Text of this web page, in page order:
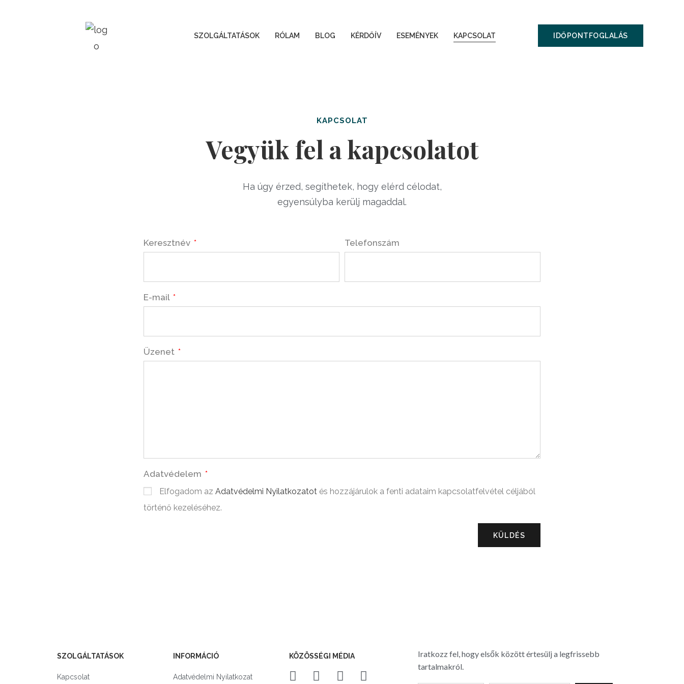
SZOLGÁLTATÁSOK RÓLAM BLOG KÉRDŐÍV ESEMÉNYEK KAPCSOLAT IDŐPONTFOGLALÁS
KAPCSOLAT
Vegyük fel a kapcsolatot
Ha úgy érzed, segíthetek, hogy elérd célodat,
egyensúlyba kerülj magaddal.
Keresztnév Telefonszám
E-mail
Üzenet
Adatvédelem
Elfogadom az Adatvédelmi Nyilatkozatot és hozzájárulok a fenti adataim kapcsolatfelvétel céljából
történő kezeléséhez.
KÜLDÉS
SZOLGÁLTATÁSOK
Kapcsolat
INFORMÁCIÓ
Adatvédelmi Nyilatkozat
KÖZÖSSÉGI MÉDIA
Iratkozz fel, hogy elsők között értesülj a legfrissebb
tartalmakról.